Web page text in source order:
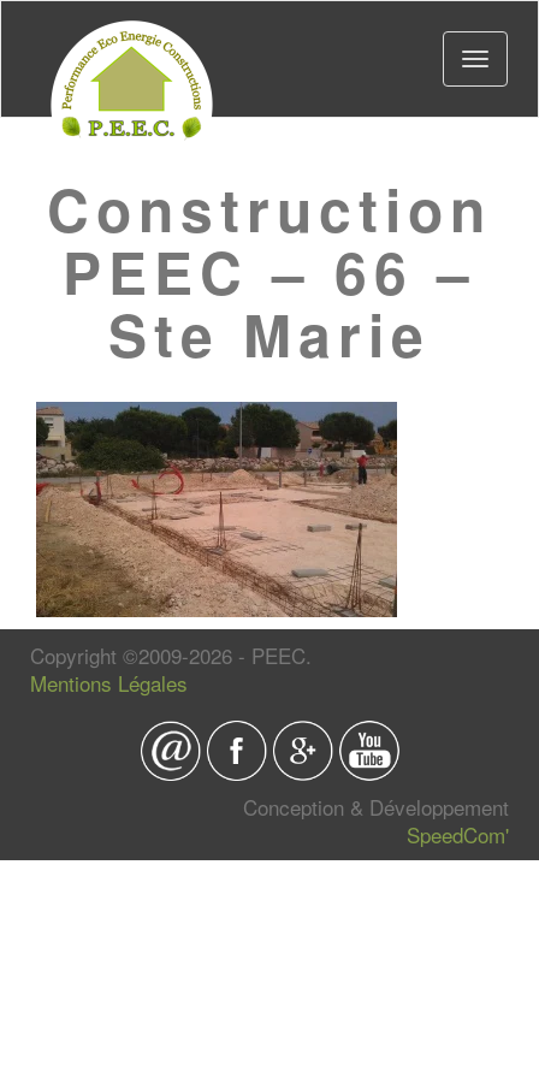
Toggle
Construction
PEEC – 66 –
Ste Marie
Copyright ©2009-2026 - PEEC.
Mentions Légales
Conception & Développement
SpeedCom'